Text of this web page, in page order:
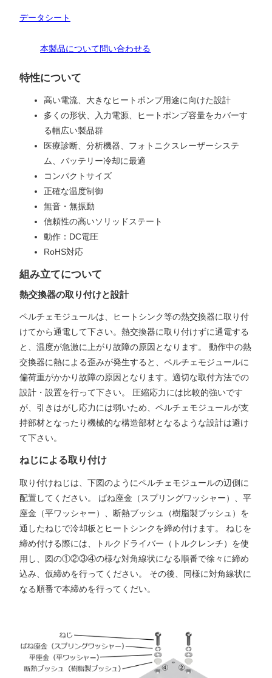
データシート
本製品について問い合わせる
特性について
高い電流、大きなヒートポンプ用途に向けた設計
多くの形状、入力電源、ヒートポンプ容量をカバーす
る幅広い製品群
医療診断、分析機器、フォトニクスレーザーシステ
ム、バッテリー冷却に最適
コンパクトサイズ
正確な温度制御
無音・無振動
信頼性の高いソリッドステート
動作：DC電圧
RoHS対応
組み立てについて
熱交換器の取り付けと設計
ペルチェモジュールは、ヒートシンク等の熱交換器に取り付
けてから通電して下さい。熱交換器に取り付けずに通電する
と、温度が急激に上がり故障の原因となります。 動作中の熱
交換器に熱による歪みが発生すると、ペルチェモジュールに
偏荷重がかかり故障の原因となります。適切な取付方法での
設計・設置を行って下さい。 圧縮応力には比較的強いです
が、引きはがし応力には弱いため、ペルチェモジュールが支
持部材となったり機械的な構造部材となるような設計は避け
て下さい。
ねじによる取り付け
取り付けねじは、下図のようにペルチェモジュールの辺側に
配置してください。 ばね座金（スプリングワッシャー）、平
座金（平ワッシャー）、断熱ブッシュ（樹脂製ブッシュ）を
通したねじで冷却板とヒートシンクを締め付けます。 ねじを
締め付ける際には、トルクドライバー（トルクレンチ）を使
用し、図の①②③④の様な対角線状になる順番で徐々に締め
込み、仮締めを行ってください。 その後、同様に対角線状に
なる順番で本締めを行ってくだい。